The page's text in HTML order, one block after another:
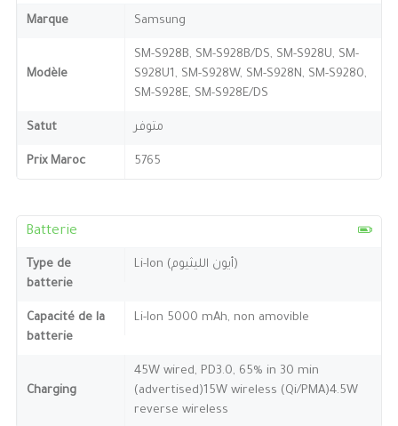
Marque Samsung
Modèle
SM-S928B, SM-S928B/DS, SM-S928U, SM-
S928U1, SM-S928W, SM-S928N, SM-S9280,
SM-S928E, SM-S928E/DS
Satut متوفر
Prix Maroc 5765
Batterie
Type de
batterie
Li-Ion (أيون الليثيوم)
Capacité de la
batterie
Li-Ion 5000 mAh, non amovible
Charging
45W wired, PD3.0, 65% in 30 min
(advertised)15W wireless (Qi/PMA)4.5W
reverse wireless